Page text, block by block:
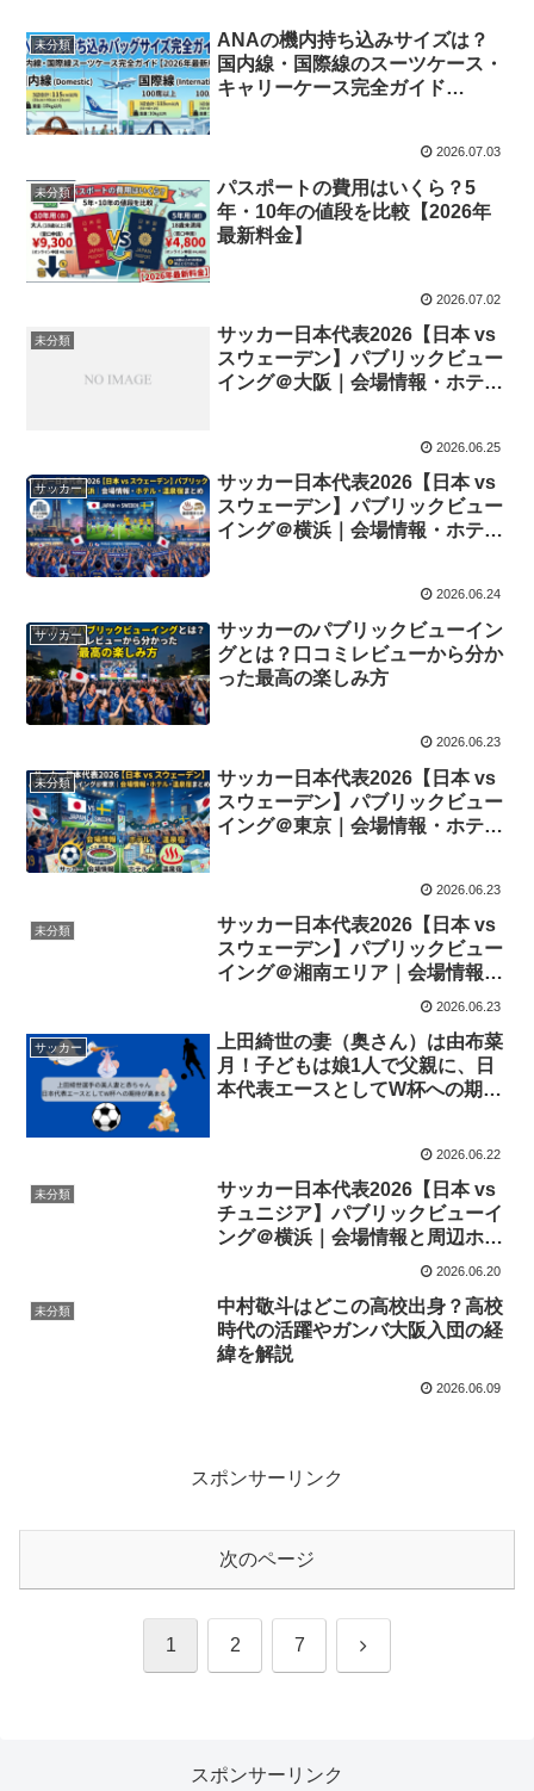
未分類
ANAの機内持ち込みサイズは？
国内線・国際線のスーツケース・
キャリーケース完全ガイド
2026.07.03
未分類
パスポートの費用はいくら？5
年・10年の値段を比較【2026年
最新料金】
2026.07.02
未分類
サッカー日本代表2026【日本 vs
スウェーデン】パブリックビュー
イング＠大阪｜会場情報・ホテ
2026.06.25
サッカー
サッカー日本代表2026【日本 vs
スウェーデン】パブリックビュー
イング＠横浜｜会場情報・ホテ
2026.06.24
サッカー
サッカーのパブリックビューイン
グとは？口コミレビューから分か
った最高の楽しみ方
2026.06.23
未分類
サッカー日本代表2026【日本 vs
スウェーデン】パブリックビュー
イング＠東京｜会場情報・ホテ
2026.06.23
未分類
サッカー日本代表2026【日本 vs
スウェーデン】パブリックビュー
イング＠湘南エリア｜会場情報と
2026.06.23
サッカー
上田綺世の妻（奥さん）は由布菜
月！子どもは娘1人で父親に、日
本代表エースとしてW杯への期待
2026.06.22
未分類
サッカー日本代表2026【日本 vs
チュニジア】パブリックビューイ
ング＠横浜｜会場情報と周辺ホテ
2026.06.20
未分類
中村敬斗はどこの高校出身？高校
時代の活躍やガンバ大阪入団の経
緯を解説
2026.06.09
スポンサーリンク
次のページ
1 2 7 次
スポンサーリンク